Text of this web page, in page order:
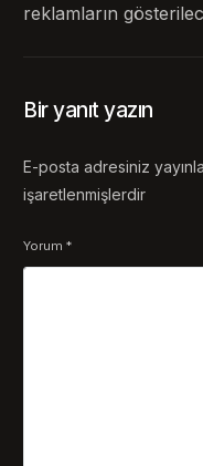
reklamların
Bir yanıt yazın
E-posta adresiniz
işaretlenmişlerdir
Yorum*